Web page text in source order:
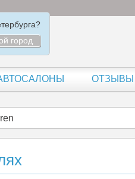
город
ОТЗЫВЫ